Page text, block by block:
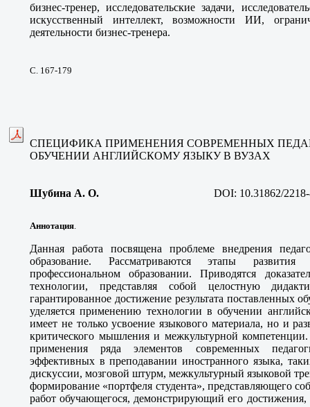
бизнес-тренер, исследовательские задачи,
искусственный интеллект, возможности ИИ,
деятельности бизнес-тренера.
С. 167-179
СПЕЦИФИКА ПРИМЕНЕНИЯ СОВРЕМЕННЫХ
ОБУЧЕНИИ АНГЛИЙСКОМУ ЯЗЫКУ В ВУЗАХ
Шубина А. О. DOI: 10.31862/
Аннотация
Данная работа посвящена проблеме внедрения
образование. Рассматриваются этапы
профессиональном образовании. Приводятся
технологии, представляя собой целостную
гарантированное достижение результата поставленных
уделяется применению технологии в обучении
имеет не только усвоение языкового материала, но и
критического мышления и межкультурной
применения ряда элементов современных
эффективных в преподавании иностранного языка,
дискуссии, мозговой штурм, межкультурный языковой
формирование «портфеля студента», представляющего
работ обучающегося, демонстрирующий его достижения,